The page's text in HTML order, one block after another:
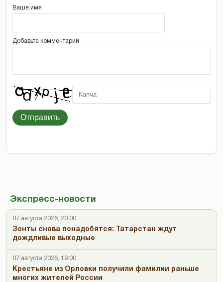
Экспресс-новости
07 августа 2026, 20:00
Зонты снова понадобятся: Татарстан ждут
дождливые выходные
07 августа 2026, 19:00
Крестьяне из Орловки получили фамилии раньше
многих жителей России
Ваше имя
Добавьте комментарий
Отправить